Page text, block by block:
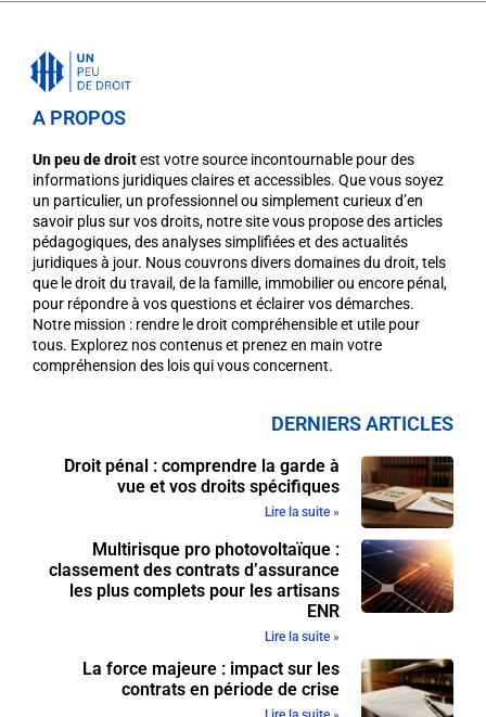
A PROPOS
Un peu de droitest votre source incontournable pour des
informations juridiques claires et accessibles. Que vous soyez
un particulier, un professionnel ou simplement curieux d’en
savoir plus sur vos droits, notre site vous propose des articles
pédagogiques, des analyses simplifiées et des actualités
juridiques à jour. Nous couvrons divers domaines du droit, tels
que le droit du travail, de la famille, immobilier ou encore pénal,
pour répondre à vos questions et éclairer vos démarches.
Notre mission : rendre le droit compréhensible et utile pour
tous. Explorez nos contenus et prenez en main votre
compréhension des lois qui vous concernent.
DERNIERS ARTICLES
Droit pénal : comprendre la garde à
vue et vos droits spécifiques
Lire la suite »
Multirisque pro photovoltaïque :
classement des contrats d’assurance
les plus complets pour les artisans
ENR
Lire la suite »
La force majeure : impact sur les
contrats en période de crise